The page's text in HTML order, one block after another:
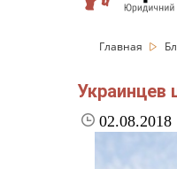
Главная
Украинцев
02.08.2018